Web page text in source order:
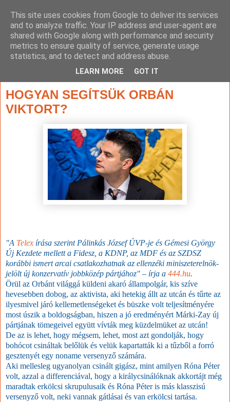
HOGYAN SEGÍTSÜK ORBÁN
VIKTORT?
"A Telex írása szerint Pálinkás József ÚVP-je és Gémesi György
Új Kezdete mellett a Fidesz, a KDNP, az MDF és az SZDSZ
korábbi ismert arcai csatlakozhatnak az ellenzéki miniszeterelnök-
jelölt új konzervatív jobbközép pártjához" – írja a 444.hu.
Örül az Orbánt világgá küldeni akaró állampolgár, kis szíve
hevesebben dobog, az aktivista, aki hetekig állt az utcán és tűrte az
ilyesmivel járó kellemetlenségeket és büszke volt teljesítményére
most úszik a boldogságban, hiszen a jó eredményért Márki-Zay új
pártjának tömegeivel együtt vívták meg küzdelmüket az utcán!
De az is lehet, hogy mégsem, lehet, most azt gondolják, hogy
bohócot csináltak belőlük és velük kapartatták ki a tűzből a forró
gesztenyét egy noname versenyző számára.
Aki mellesleg ugyanolyan csinált gigász, mint amilyen Róna Péter
volt, azzal a differenciával, hogy a királycsinálóknak akkortájt még
maradtak erkölcsi skrupulusaik és Róna Péter is más klasszisú
versenyző volt, neki vannak gátlásai és van erkölcsi tartása.
This site uses cookies from Google to deliver its services
and to analyze traffic. Your IP address and user-agent are
shared with Google along with performance and security
metrics to ensure quality of service, generate usage
statistics, and to detect and address abuse.
LEARN MORE GOT IT